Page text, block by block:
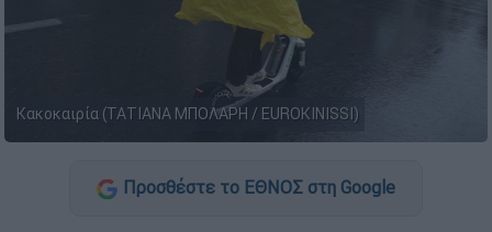
Κακοκαιρία (ΤΑΤΙΑΝΑ ΜΠΟΛΑΡΗ / EUROKINISSI)
Προσθέστε το ΕΘΝΟΣ στη Google